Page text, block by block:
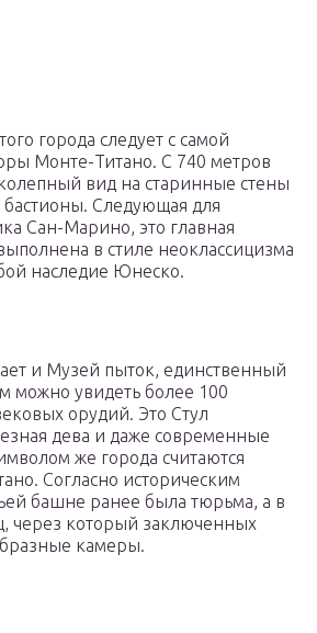
города следует с самой
Монте-Титано. С 740 метров
вид на старинные стены
Следующая для
Сан-Марино, это главная
в стиле неоклассицизма
наследие Юнеско.
и Музей пыток, единственный
можно увидеть более 100
орудий. Это Стул
дева и даже современные
же города считаются
Согласно историческим
башне ранее была тюрьма, а в
через который заключенных
камеры.